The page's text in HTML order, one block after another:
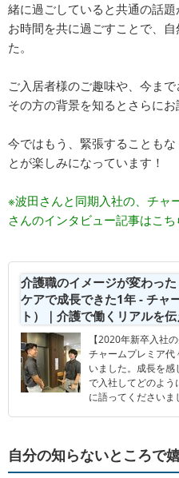
緒に過ごしていると共通の話題
お時間を共に過ごすことで、
た。
ご入居者様のご趣味や、今ま
その方の背景を知るとさらにお
今ではもう、緊張することも
とが楽しみになっています！
※波田さんと同期入社の、チャ
さんのインタビュー記事はこち
介護職のイメージが変わっ
ケアで成長できた1年 - チャ
ト）｜介護で働くリアルを
【2020年新卒入社
チャームプレミア代
いました。成長を感
で入社してどのよう
に語ってくださいま
自分の知らないところで